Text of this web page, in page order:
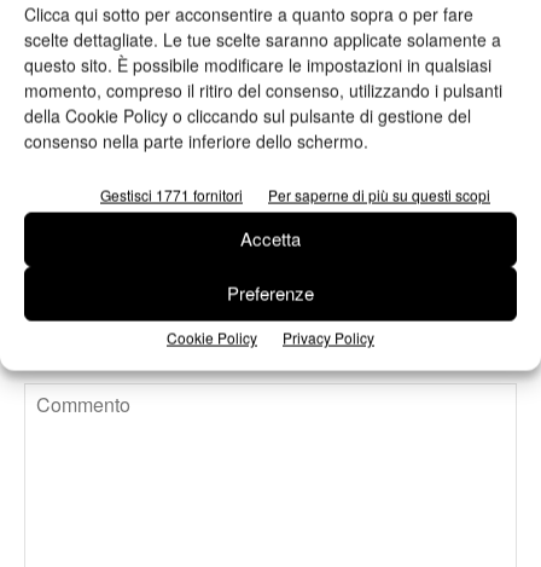
Clicca qui sotto per acconsentire a quanto sopra o per fare
scelte dettagliate. Le tue scelte saranno applicate solamente a
questo sito. È possibile modificare le impostazioni in qualsiasi
momento, compreso il ritiro del consenso, utilizzando i pulsanti
della Cookie Policy o cliccando sul pulsante di gestione del
consenso nella parte inferiore dello schermo.
Gestisci 1771 fornitori Per saperne di più su questi scopi
Accetta
Preferenze
Cookie Policy Privacy Policy
Colorcopy: i plotter Roland TrueVIS
per ogni esigenza produttiva
Liyu, nuova installazione da Litografia
LASCIA UN COMMENTO